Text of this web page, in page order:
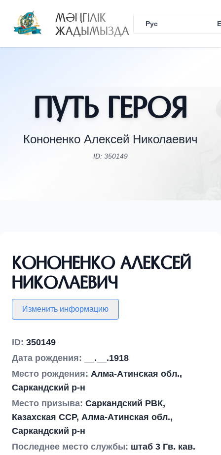
МӘҢГІЛІК
ЖАДЫМЫЗДА Рус
Путь Героя
Кононенко Алексей Николаевич
ID: 350149
Кононенко Алексей
Николаевич
Изменить информацию
ID: 350149
Дата рождения:
__.__.1918
Место рождения: Алма-Атинская обл.,
Саркандский р-н
Место призыва: Саркандский РВК,
Казахская ССР, Алма-Атинская обл.,
Саркандский р-н
Последнее место службы: штаб 3 Гв. кав.